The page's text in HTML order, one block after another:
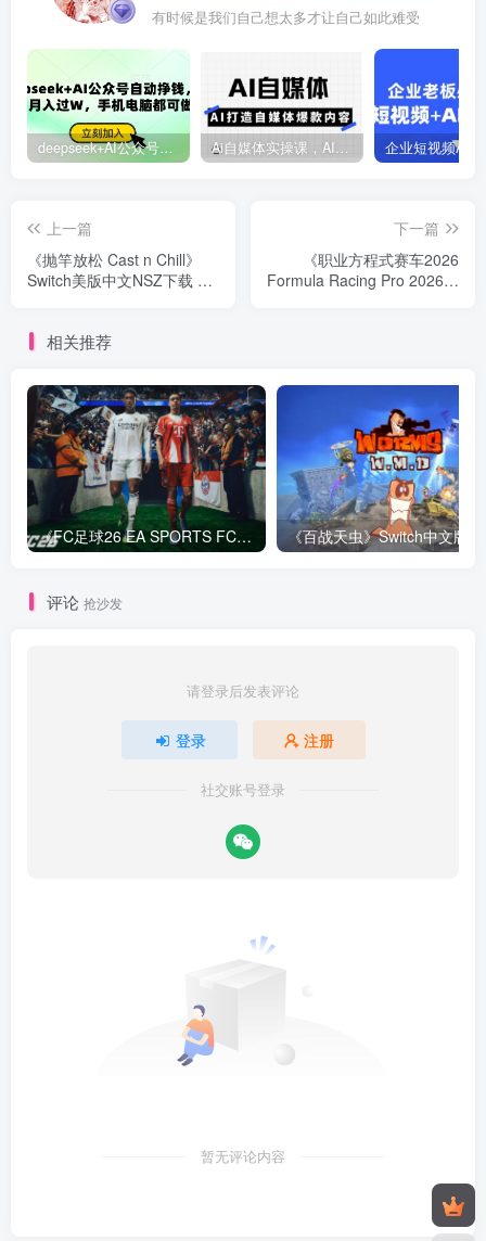
有时候是我们自己想太多才让自己如此难受
deepseek+AI公众号自动挣钱，轻松月入过W，手机电脑都可做 Ai自媒体实操课，AI打造自媒体爆款内容
上一篇
《抛竿放松 Cast n Chill》
Switch美版中文NSZ下载 –
下一篇
《职业方程式赛车2026
Formula Racing Pro 2026》
相关推荐
《FC足球26 EA SPORTS FC 26》Switch中文版下载+1.82.4264补丁+1DLC
评论 抢沙发
请登录后发表评论
登录 注册
社交账号登录
暂无评论内容